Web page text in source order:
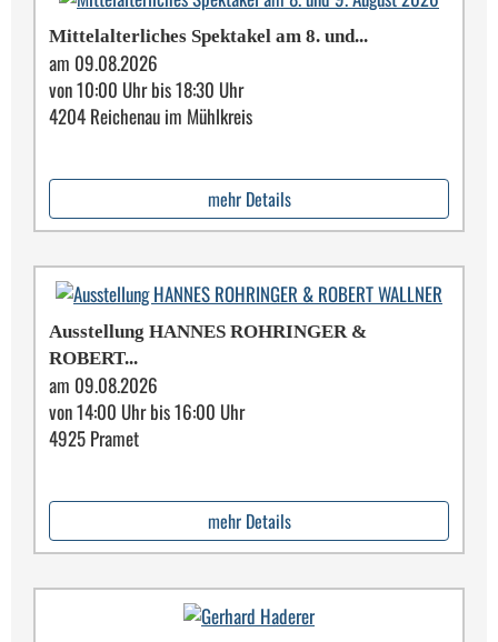
Mittelalterliches Spektakel am 8. und...
am 09.08.2026
von 10:00 Uhr bis 18:30 Uhr
4204 Reichenau im Mühlkreis
mehr Details
Ausstellung HANNES ROHRINGER &
ROBERT...
am 09.08.2026
von 14:00 Uhr bis 16:00 Uhr
4925 Pramet
mehr Details